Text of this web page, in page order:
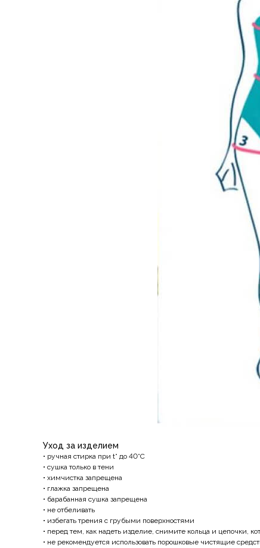
Уход за изделием
• ручная стирка при t° до 40°C
• сушка только в тени
• химчистка запрещена
• глажка запрещена
• барабанная сушка запрещена
• не отбеливать
• избегать трения с грубыми поверхностями
• перед тем, как надеть изделие, снимите кольца и цепочки,
• не рекомендуется использовать порошковые чистящие